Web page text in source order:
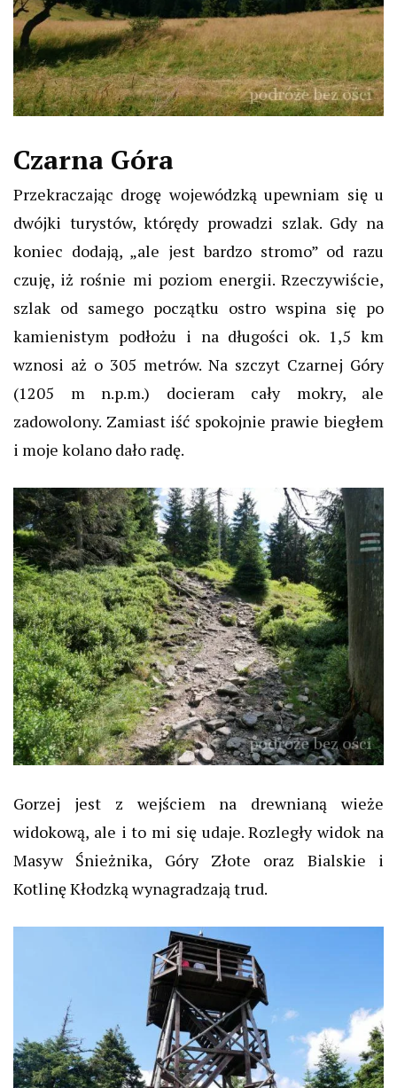
Czarna Góra
Przekraczając drogę wojewódzką upewniam się u
dwójki turystów, którędy prowadzi szlak. Gdy na
koniec dodają, „ale jest bardzo stromo” od razu
czuję, iż rośnie mi poziom energii. Rzeczywiście,
szlak od samego początku ostro wspina się po
kamienistym podłożu i na długości ok. 1,5 km
wznosi aż o 305 metrów. Na szczyt Czarnej Góry
(1205 m n.p.m.) docieram cały mokry, ale
zadowolony. Zamiast iść spokojnie prawie biegłem
i moje kolano dało radę.
Gorzej jest z wejściem na drewnianą wieże
widokową, ale i to mi się udaje. Rozległy widok na
Masyw Śnieżnika, Góry Złote oraz Bialskie i
Kotlinę Kłodzką wynagradzają trud.